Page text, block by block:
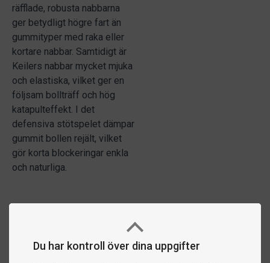
Du har kontroll över dina uppgifter
räfflade, robusta nabbarna
ger betydligt högre fart än
gummityper med raka eller
kortare nabbar. Samtidigt är
Keilers nabbar mycket mjuka
och elastiska, vilket ger en
följsam bollträff och hög
katapulteffekt. I det
defensiva stötspelet dämpar
gummit bollen rejält, vilket
gör korta blockeringar enkla
och naturliga.